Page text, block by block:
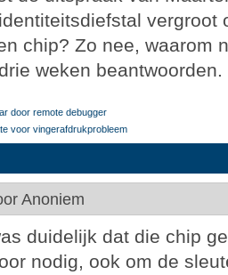
vergroot
chip? Zo nee, waarom
weken beantwoorden.
door remote debugger
voor vingerafdrukprobleem
Anoniem
duidelijk dat die chip
nodig, ook om de